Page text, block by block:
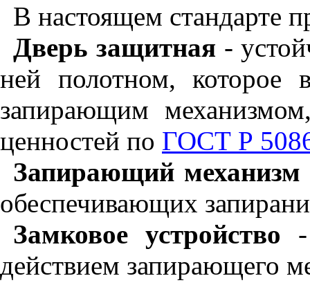
В настоящем стандарте
Дверь защитная -
ней полотном, которое
запирающим
ценностей по ГОСТ Р
Запирающий механизм
обеспечивающих
Замковое устройство
действием запирающего